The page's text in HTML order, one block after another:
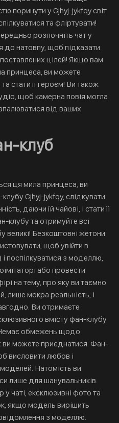
поринути у Gjhyj-jykfqy світ
та фліртувати!
розпочніть чат у
до натовпу, щоб підказати
цілей! Якщо вам
принцеса, ви можете
стати її героєм! Ви також
щоб камерна повія могла
від ваших
клуб
ця мила принцеса, ви
Gjhyj-jykfqy, слідкувати
даючи їй чайові, і стати її
клубу та отримуйте всі
великі! Безкоштовні жетони
щоб увійти в
поспілкуватися з моделлю,
або провести
на тему, про яку ви таємно
лише мокра реальність, і
Ви отримаєте
вмісту фан-клубу
обмежень щодо
ви можете приєднатися. Фан-
висловити любов і
Натомість ви
лише для шанувальників.
у чаті, ексклюзивні фото та
якщо модель вирішить
з моделлю.